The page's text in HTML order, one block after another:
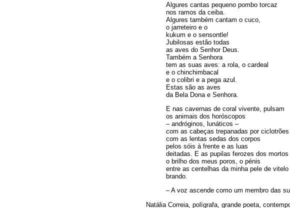
Algures cantas pequeno pombo torcaz
nos ramos da ceiba.
Algures também cantam o cuco,
o jarreteiro e o
kukum e o sensontle!
Jubilosas estão todas
as aves do Senhor Deus.
Também a Senhora
tem as suas aves: a rola, o cardeal
e o chinchimbacal
e o colibri e a pega azul.
Estas são as aves
da Bela Dona e Senhora.
E nas cavernas de coral vivente, pulsam
os animais dos horóscopos
– andróginos, lunáticos –
com as cabeças trepanadas por
com as lentas sedas dos corpos
pelos sóis à frente e as luas
deitadas. E as pupilas ferozes dos mortos
o brilho dos meus poros, o pénis
entre as centelhas da minha pele de vitelo
brando.
– A voz ascende como um membro das
Natália Correia, polígrafa, grande poeta,